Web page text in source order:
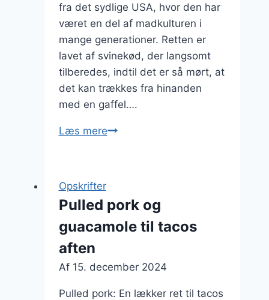
fra det sydlige USA, hvor den har
været en del af madkulturen i
mange generationer. Retten er
lavet af svinekød, der langsomt
tilberedes, indtil det er så mørt, at
det kan trækkes fra hinanden
med en gaffel….
Læs merePulled
en
bagel
Opskrifter
Pulled pork og
guacamole til tacos
aften
Af 15. december 2024
Pulled pork: En lækker ret til tacos